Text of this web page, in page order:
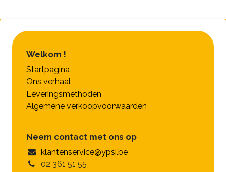
Welkom !
Startpagina
Ons verhaal
Leveringsmethoden
Algemene verkoopvoorwaarden
Neem contact met ons op
klantenservice@ypsi.be
02 361 51 55